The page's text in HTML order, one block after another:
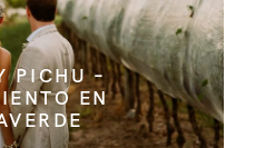
PICHU –
EN